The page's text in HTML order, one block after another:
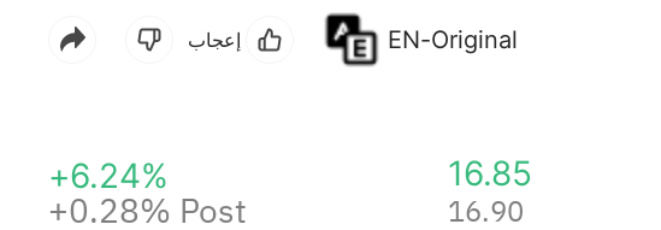
EN-Original إعجاب
16.85
16.90
+6.24%
+0.28% Post